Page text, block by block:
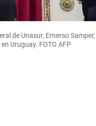
de Unasur, Ernerso
Uruguay. FOTO AFP